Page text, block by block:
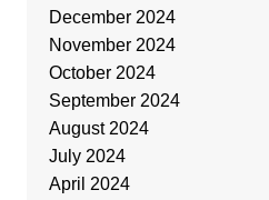
December 2024
November 2024
October 2024
September 2024
August 2024
July 2024
April 2024